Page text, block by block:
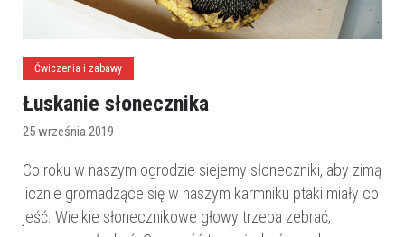
Ćwiczenia i zabawy
Łuskanie słonecznika
25 września 2019
Co roku w naszym ogrodzie siejemy słoneczniki, aby zimą
licznie gromadzące się w naszym karmniku ptaki miały co
jeść. Wielkie słonecznikowe głowy trzeba zebrać,